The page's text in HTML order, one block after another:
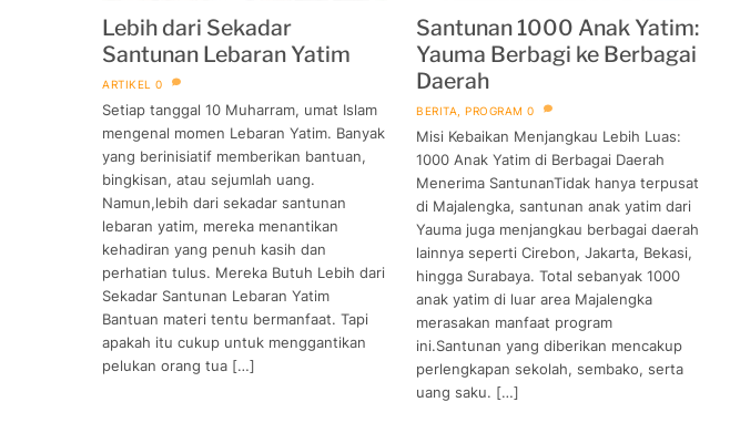
Lebih dari Sekadar
Santunan Lebaran Yatim
ARTIKEL 0
Setiap tanggal 10 Muharram, umat Islam
mengenal momen Lebaran Yatim. Banyak
yang berinisiatif memberikan bantuan,
bingkisan, atau sejumlah uang.
Namun,lebih dari sekadar santunan
lebaran yatim, mereka menantikan
kehadiran yang penuh kasih dan
perhatian tulus. Mereka Butuh Lebih dari
Sekadar Santunan Lebaran Yatim
Bantuan materi tentu bermanfaat. Tapi
apakah itu cukup untuk menggantikan
pelukan orang tua […]
Santunan 1000 Anak Yatim:
Yauma Berbagi ke Berbagai
Daerah
BERITA ,PROGRAM 0
Misi Kebaikan Menjangkau Lebih Luas:
1000 Anak Yatim di Berbagai Daerah
Menerima SantunanTidak hanya terpusat
di Majalengka, santunan anak yatim dari
Yauma juga menjangkau berbagai daerah
lainnya seperti Cirebon, Jakarta, Bekasi,
hingga Surabaya. Total sebanyak 1000
anak yatim di luar area Majalengka
merasakan manfaat program
ini.Santunan yang diberikan mencakup
perlengkapan sekolah, sembako, serta
uang saku. […]